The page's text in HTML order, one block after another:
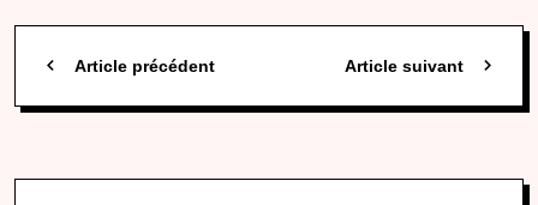
Article précédent Article suivant